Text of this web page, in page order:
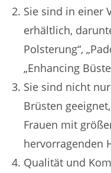
Sie sind in einer
erhältlich,
Polsterung“,
„Enhancing
Sie sind nicht
Brüsten
Frauen mit
hervorragenden
Qualität und